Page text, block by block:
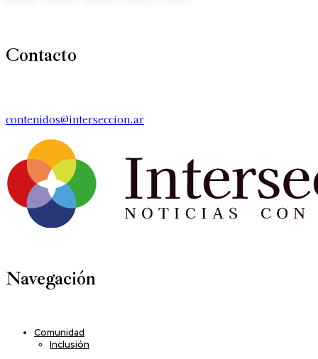
Contacto
contenidos@interseccion.ar
Navegación
Comunidad
Inclusión